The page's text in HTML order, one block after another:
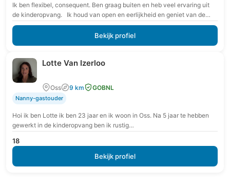
Ik ben flexibel, consequent. Ben graag buiten en heb veel ervaring uit
de kinderopvang. Ik houd van open en eerlijkheid en geniet van de…
Bekijk profiel
Lotte Van Izerloo
Oss 9 km GOBNL
Nanny-gastouder
Hoi ik ben Lotte ik ben 23 jaar en ik woon in Oss. Na 5 jaar te hebben
gewerkt in de kinderopvang ben ik rustig…
18
Bekijk profiel